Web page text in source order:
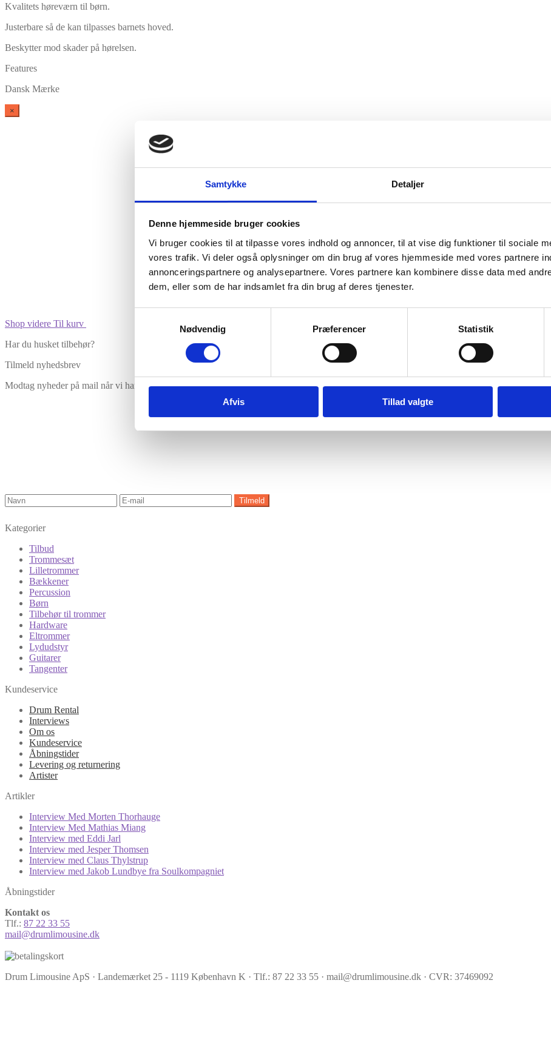
Samtykke Detaljer
Denne hjemmeside bruger cookies
Vi bruger cookies til at tilpasse vores indhold og annoncer, til at vise dig funktioner til sociale
vores trafik. Vi deler også oplysninger om din brug af vores hjemmeside med vores partnere
annonceringspartnere og analysepartnere. Vores partnere kan kombinere disse data med
dem, eller som de har indsamlet fra din brug af deres tjenester.
Nødvendig
Præferencer Statistik
Afvis Tillad valgte
Kvalitets høreværn til børn.
Justerbare så de kan tilpasses barnets hoved.
Beskytter mod skader på hørelsen.
Features
Dansk Mærke
×
Shop videre Til kurv
Har du husket tilbehør?
Tilmeld nyhedsbrev
Modtag nyheder på mail når vi har nye varer eller konkurrencer.
Kategorier
Tilbud
Trommesæt
Lilletrommer
Bækkener
Percussion
Børn
Tilbehør til trommer
Hardware
Eltrommer
Lydudstyr
Guitarer
Tangenter
Kundeservice
Drum Rental
Interviews
Om os
Kundeservice
Åbningstider
Levering og returnering
Artister
Artikler
Interview Med Morten Thorhauge
Interview Med Mathias Miang
Interview med Eddi Jarl
Interview med Jesper Thomsen
Interview med Claus Thylstrup
Interview med Jakob Lundbye fra Soulkompagniet
Åbningstider
Kontakt os
Tlf.: 87 22 33 55
mail@drumlimousine.dk
Drum Limousine ApS · Landemærket 25 - 1119 København K · Tlf.: 87 22 33 55 · mail@drumlimousine.dk · CVR: 37469092